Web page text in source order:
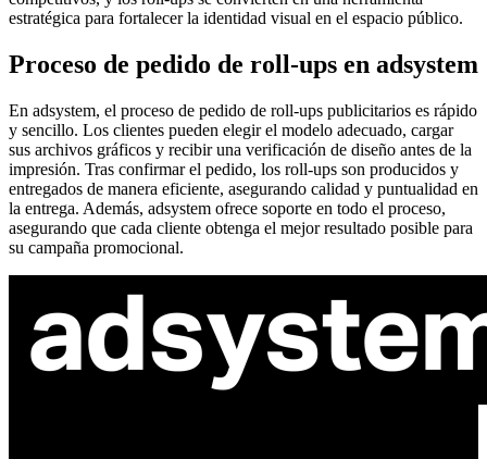
estratégica para fortalecer la identidad visual en el espacio público.
Proceso de pedido de roll-ups en adsystem
En adsystem, el proceso de pedido de roll-ups publicitarios es rápido
y sencillo. Los clientes pueden elegir el modelo adecuado, cargar
sus archivos gráficos y recibir una verificación de diseño antes de la
impresión. Tras confirmar el pedido, los roll-ups son producidos y
entregados de manera eficiente, asegurando calidad y puntualidad en
la entrega. Además, adsystem ofrece soporte en todo el proceso,
asegurando que cada cliente obtenga el mejor resultado posible para
su campaña promocional.